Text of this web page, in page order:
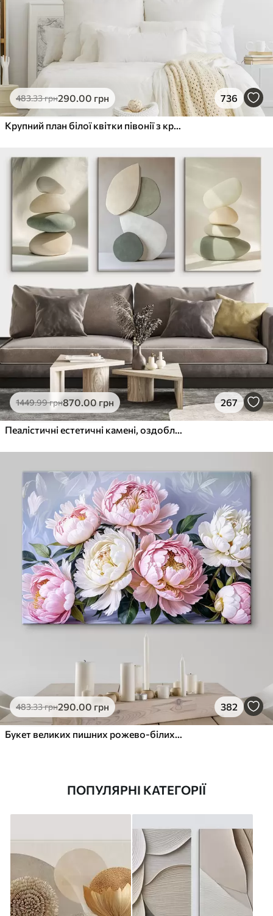
483.33грн290.00 грн 736
Крупний план білої квітки півонії з крапельками води на пелюстках на розмитому фоні
1449.99грн870.00 грн 267
Пеалістичні естетичні камені, оздоблення будинку, природне освітлення
483.33грн290.00 грн 382
Букет великих пишних рожево-білих квітів півонії із зеленим листям на м’якому розмитому фоні
ПОПУЛЯРНІ КАТЕГОРІЇ